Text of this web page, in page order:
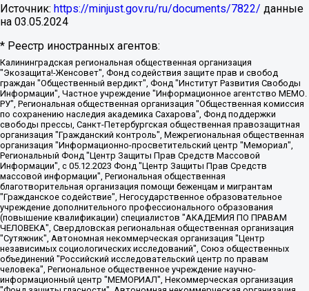
Источник: https://minjust.gov.ru/ru/documents/7822/ данные
на 03.05.2024
* Реестр иностранных агентов:
Калининградская региональная общественная организация "Экозащита!-Женсовет", Фонд содействия защите прав и свобод граждан "Общественный вердикт", Фонд "Институт Развития Свободы Информации", Частное учреждение "Информационное агентство МЕМО. РУ", Региональная общественная организация "Общественная комиссия по сохранению наследия академика Сахарова", Фонд поддержки свободы прессы, Санкт-Петербургская общественная правозащитная организация "Гражданский контроль", Межрегиональная общественная организация "Информационно-просветительский центр "Мемориал", Региональный Фонд "Центр Защиты Прав Средств Массовой Информации", с 05.12.2023 Фонд "Центр Защиты Прав Средств массовой информации", Региональная общественная благотворительная организация помощи беженцам и мигрантам "Гражданское содействие", Негосударственное образовательное учреждение дополнительного профессионального образования (повышение квалификации) специалистов "АКАДЕМИЯ ПО ПРАВАМ ЧЕЛОВЕКА", Свердловская региональная общественная организация "Сутяжник", Автономная некоммерческая организация "Центр независимых социологических исследований", Союз общественных объединений "Российский исследовательский центр по правам человека", Региональное общественное учреждение научно-информационный центр "МЕМОРИАЛ", Некоммерческая организация "Фонд защиты гласности", Автономная некоммерческая организация "Институт прав человека", Городская общественная организация "Екатеринбургское общество "МЕМОРИАЛ", Городская общественная организация "Рязанское историко-просветительское и правозащитное общество "Мемориал" (Рязанский Мемориал), Челябинский региональный орган общественной самодеятельности – женское общественное объединение "Женщины Евразии", Челябинский региональный орган общественной самодеятельности "Уральская правозащитная группа", Фонд содействия защите здоровья и социальной справедливости имени Андрея Рылькова, Автономная Некоммерческая Организация "Аналитический Центр Юрия Левады", Автономная некоммерческая организация социальной поддержки населения "Проект Апрель", Региональная общественная организация помощи женщинам и детям, находящимся в кризисной ситуации "Информационно-методический центр "Анна", Фонд содействия развитию массовых коммуникаций и правовому просвещению "Так-так-Так", Фонд содействия устойчивому развитию "Серебряная тайга", Свердловский региональный общественный фонд социальных проектов "Новое время", "Idel.Реалии", Кавказ.Реалии, Крым.Реалии, Телеканал Настоящее Время, Татаро-башкирская служба Радио Свобода (Azatliq Radiosi), Радио Свободная Европа/Радио Свобода (PCE/PC), "Сибирь.Реалии", "Фактограф", Благотворительный фонд помощи осужденным и их семьям, Автономная некоммерческая организация "Институт глобализации и социальных движений", Фонд "В защиту прав заключенных", Частное учреждение "Центр поддержки и содействия развитию средств массовой информации", Пензенский региональный общественный благотворительный фонд "Гражданский союз", "Север.Реалии", Некоммерческая организация Фонд "Правовая инициатива", Общество с ограниченной ответственностью "Радио Свободная Европа/Радио Свобода", Чешское информационное агентство "MEDIUM-ORIENT", Красноярская региональная общественная организация "Мы против СПИДа", Камалягин Денис Николаевич, Маркелов Сергей Евгеньевич, Пономарев Лев Александрович, Савицкая Людмила Алексеевна, Автономная некоммерческая организация "Центр по работе с проблемой насилия "НАСИЛИЮ.НЕТ", Межрегиональный профессиональный союз работников здравоохранения "Альянс врачей", Юридическое лицо, зарегистрированное в Латвийской Республике, SIA "Medusa Project" (регистрационный номер 40103797863, дата регистрации 10.06.2014), Некоммерческая организация "Фонд по борьбе с коррупцией", Автономная некоммерческая организация "Институт права и публичной политики", Баданин Роман Сергеевич, Гликин Максим Александрович, Железнова Мария Михайловна, Лукьянова Юлия Сергеевна, Маетная Елизавета Витальевна, Маняхин Петр Борисович, Чуракова Ольга Владимировна, Ярош Юлия Петровна, Юридическое лицо "The Insider SIA", зарегистрированное в Риге, Латвийская Республика (дата регистрации 26.06.2015), являющееся администратором доменного имени интернет-издания "The Insider SIA", https://theins.ru, Постернак Алексей Евгеньевич, Рубин Михаил Аркадьевич, Анин Роман Александрович, Юридическое лицо Istories fonds, зарегистрированное в Латвийской Республике (регистрационный номер 50008295751, дата регистрации 24.02.2020), Великовский Дмитрий Александрович, Долинина Ирина Николаевна, Мароховская Алеся Алексеевна, Шлейнов Роман Юрьевич, Шмагун Олеся Валентиновна, Общество с ограниченной ответственностью "Альтаир 2021", Общество с ограниченной ответственностью "Вега 2021", Общество с ограниченной ответственностью "Главный редактор 2021", Общество с ограниченной ответственностью "Ромашки монолит", Важенков Артем Валерьевич, Ивановская областная общественная организация "Центр гендерных исследований", Гурман Юрий Альбертович, Медиапроект "ОВД-Инфо", Егоров Владимир Владимирович, Жилинский Владимир Александрович, Общество с ограниченной ответственностью "ЗП", Иванова София Юрьевна, Карезина Инна Павловна, Кильтау Екатерина Викторовна, Петров Алексей Викторович, Пискунов Сергей Евгеньевич, Смирнов Сергей Сергеевич, Тихонов Михаил Сергеевич, Общество с ограниченной ответственностью "ЖУРНАЛИСТ-ИНОСТРАННЫЙ АГЕНТ", Арапова Галина Юрьевна, Вольтская Татьяна Анатольевна, Американская компания "Mason G.E.S. Anonymous Foundation" (США), являющаяся владельцем интернет-издания https://mnews.world/, Компания "Stichting Bellingcat", зарегистрированная в Нидерландах (дата регистрации 11.07.2018), Захаров Андрей Вячеславович, Клепиковская Екатерина Дмитриевна, Общество с ограниченной ответственностью "МЕМО", Перл Роман Александрович, Симонов Евгений Алексеевич, Соловьева Елена Анатольевна, Сотников Даниил Владимирович, Сурначева Елизавета Дмитриевна, Автономная некоммерческая организация по защите прав человека и информированию населения "Якутия – Наше Мнение", Общество с ограниченной ответственностью "Москоу диджитал медиа", с 26.01.2023 Общество с ограниченной ответственностью "Чайка Белые сады", Ветошкина Валерия Валерьевна, Заговора Максим Александрович, Межрегиональное общественное движение "Российская ЛГБТ - сеть", Оленичев Максим Владимирович, Павлов Иван Юрьевич, Скворцова Елена Сергеевна, Общество с ограниченной ответственностью "Как бы инагент", Кочетков Игорь Викторович, Общество с ограниченной ответственностью "Честные выборы", Еланчик Олег Александрович, Общество с ограниченной ответственностью "Нобелевский призыв", Гималова Регина Эмилевна, Григорьев Андрей Валерьевич, Григорьева Алина Александровна, Ассоциация по содействию защите прав призывников, альтернативнослужащих и военнослужащих "Правозащитная группа "Гражданин.Армия.Право", Хисамова Регина Фаритовна, Автономная некоммерческая организация по реализации социально-правовых программ "Лилит", Дальневосточное общественное движение "Маяк", Санкт-Петербургская ЛГБТ-инициативная группа "Выход", Инициативная группа ЛГБТ+ "Реверс", Алексеев Андрей Викторович, Бекбулатова Таисия Львовна, Беляев Иван Михайлович, Владыкина Елена Сергеевна, Гельман Марат Александрович, Никульшина Вероника Юрьевна, Толоконникова Надежда Андреевна, Шендерович Виктор Анатольевич, Общество с ограниченной ответственностью "Данное сообщение", Общество с ограниченной ответственностью Издательский дом "Новая глава", Айнбиндер Александра Александровна, Московский комьюнити-центр для ЛГБТ+инициатив, Благотворительный фонд развития филантропии, Deutsche Welle (Германия, Kurt-Schumacher-Strasse 3, 53113 Bonn), Борзунова Мария Михайловна, Воробьев Виктор Викторович, Голубева Анна Львовна, Константинова Алла Михайловна, Малкова Ирина Владимировна, Мурадов Мурад Абдулгалимович, Осетинская Елизавета Николаевна, Понасенков Евгений Николаевич, Ганапольский Матвей Юрьевич, Киселев Евгений Алексеевич, Борухович Ирина Григорьевна, Дремин Иван Тимофеевич, Дубровский Дмитрий Викторович, Красноярская региональная общественная организация поддержки и развития альтернативных образовательных технологий и межкультурных коммуникаций "ИНТЕРРА", Маяковская Екатерина Алексеевна, Фейгин Марк Захарович, Филимонов Андрей Викторович, Дзугкоева Регина Николаевна, Доброхотов Роман Александрович, Дудь Юрий Александрович, Елкин Сергей Владимирович, Кругликов Кирилл Игоревич, Сабунаева Мария Леонидовна, Семенов Алексей Владимирович, Шаинян Карен Багратович, Шульман Екатерина Михайловна, Асафьев Артур Валерьевич, Вахштайн Виктор Семенович, Венедиктов Алексей Алексеевич, Лушникова Екатерина Евгеньевна, Волков Леонид Михайлович, Невзоров Александр Глебович, Пархоменко Сергей Борисович, Сироткин Ярослав Николаевич, Кара-Мурза Владимир Владимирович, Баранова Наталья Владимировна, Гозман Леонид Яковлевич, Кагарлицкий Борис Юльевич, Климарев Михаил Валерьевич, Милов Владимир Станиславович, Автономная некоммерческая организация Краснодарский центр современного искусства "Типография", Моргенштерн Алишер Тагирович, Соболь Любовь Эдуардовна, Общество с ограниченной ответственностью "ЛИЗА НОРМ", Каспаров Гарри Кимович, Ходорковский Михаил Борисович, Общество с ограниченной ответственностью "Апрельские тезисы", Данилович Ирина Брониславовна, Кашин Олег Владимирович, Петров Николай Владимирович, Пивоваров Алексей Владимирович, Соколов Михаил Владимирович, Цветкова Юлия Владимировна, Чичваркин Евгений Александрович, Комитет против пыток/Команда против пыток, Общество с ограниченной ответственностью "Первый научный", Общество с ограниченной ответственностью "Вертолет и ко", Белоцерковская Вероника Борисовна, Кац Максим Евгеньевич, Лазарева Татьяна Юрьевна, Шаведдинов Руслан Табризович, Яшин Илья Валерьевич, Общество с ограниченной ответственностью "Иноагент ААВ", Алешковский Дмитрий Петрович, Альбац Евгения Марковна, Быков Дмитрий Львович, Галямина Юлия Евгеньевна, Лойко Сергей Леонидович, Мартынов Кирилл Константинович, Медведев Сергей Александрович, Крашенинников Федор Геннадиевич, Гордеева Катерина Вл